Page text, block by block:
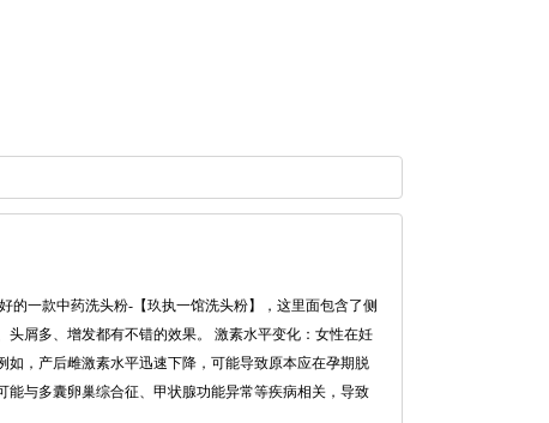
的一款中药洗头粉-【玖执一馆洗头粉】，这里面包含了侧
屑多、增发都有不错的效果。 激素水平变化：女性在妊
，产后雌激素水平迅速下降，可能导致原本应在孕期脱
与多囊卵巢综合征、甲状腺功能异常等疾病相关，导致